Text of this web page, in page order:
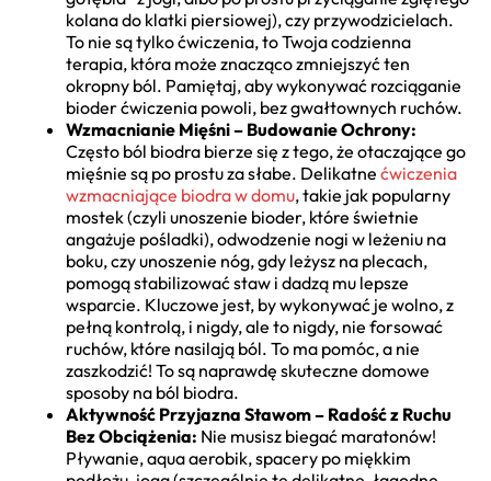
kolana do klatki piersiowej), czy przywodzicielach.
To nie są tylko ćwiczenia, to Twoja codzienna
terapia, która może znacząco zmniejszyć ten
okropny ból. Pamiętaj, aby wykonywać rozciąganie
bioder ćwiczenia powoli, bez gwałtownych ruchów.
Wzmacnianie Mięśni – Budowanie Ochrony:
Często ból biodra bierze się z tego, że otaczające go
mięśnie są po prostu za słabe. Delikatne ćwiczenia
wzmacniające biodra w domu, takie jak popularny
mostek (czyli unoszenie bioder, które świetnie
angażuje pośladki), odwodzenie nogi w leżeniu na
boku, czy unoszenie nóg, gdy leżysz na plecach,
pomogą stabilizować staw i dadzą mu lepsze
wsparcie. Kluczowe jest, by wykonywać je wolno, z
pełną kontrolą, i nigdy, ale to nigdy, nie forsować
ruchów, które nasilają ból. To ma pomóc, a nie
zaszkodzić! To są naprawdę skuteczne domowe
sposoby na ból biodra.
Aktywność Przyjazna Stawom – Radość z Ruchu
Bez Obciążenia: Nie musisz biegać maratonów!
Pływanie, aqua aerobik, spacery po miękkim